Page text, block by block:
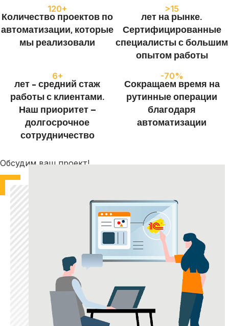
120+
Количество проектов по
автоматизации, которые
мы реализовали
>15
лет на рынке.
Сертифицированные
специалисты с большим
опытом работы
6+
лет - средний стаж
работы с клиентами.
Наш приоритет –
долгосрочное
сотрудничество
-70%
Сокращаем время на
рутинные операции
благодаря
автоматизации
Обсудим ваш проект!